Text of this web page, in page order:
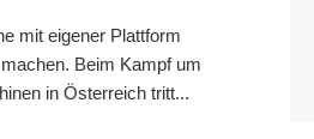
mit eigener Plattform
Beim Kampf um
in Österreich tritt...